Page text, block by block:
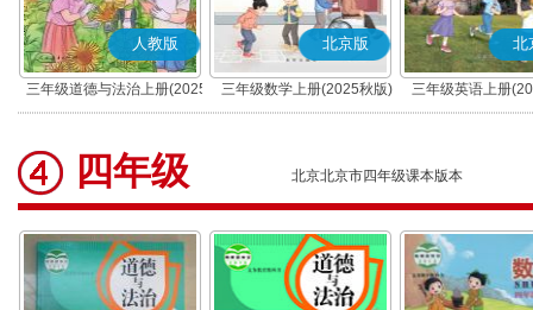
人教版
三年级道德与法治上册(2025
秋版)(部编版)
北京版
三年级数学上册(2025秋版)
北
三年级英语上册
四年级 北京北京市四年级课本版本